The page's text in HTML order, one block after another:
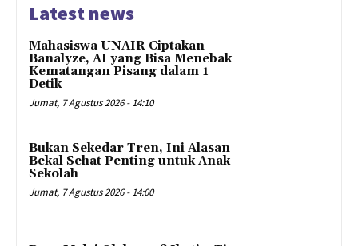
Latest news
Mahasiswa UNAIR Ciptakan
Banalyze, AI yang Bisa Menebak
Kematangan Pisang dalam 1
Detik
Jumat, 7 Agustus 2026 - 14:10
Bukan Sekedar Tren, Ini Alasan
Bekal Sehat Penting untuk Anak
Sekolah
Jumat, 7 Agustus 2026 - 14:00